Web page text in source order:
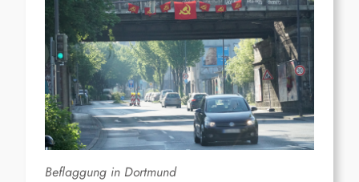
Beflaggung in Dortmund